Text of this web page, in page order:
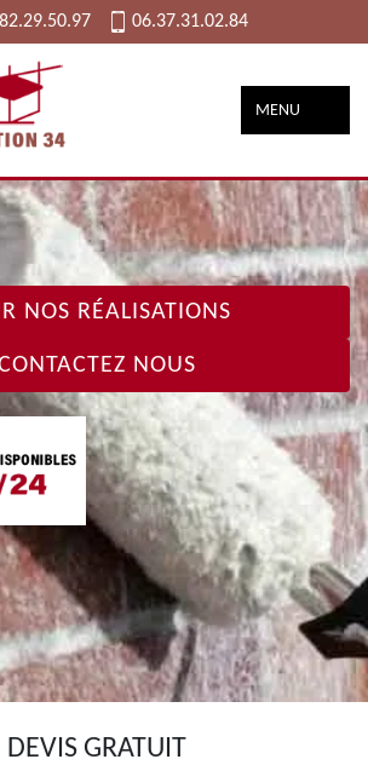
06.37.31.02.84
MENU
NOS RÉALISATIONS
NOUS
DEVIS GRATUIT